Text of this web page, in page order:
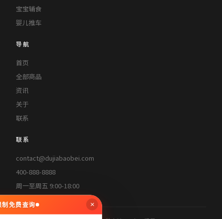
宝宝辅食
婴儿推车
导航
首页
全部商品
资讯
关于
联系
联系
contact@dujiabaobei.com
400-888-8888
周一至周五 9:00-18:00
×
免费查询